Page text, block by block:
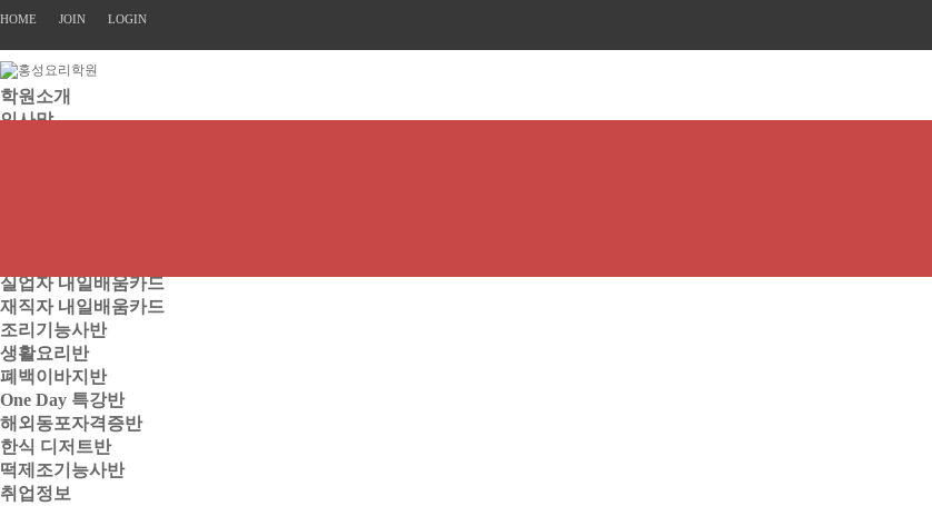
HOME JOIN LOGIN
학원소개
인사말
실업자 내일배움카드
재직자 내일배움카드
조리기능사반
생활요리반
폐백이바지반
One Day 특강반
해외동포자격증반
한식 디저트반
떡제조기능사반
취업정보